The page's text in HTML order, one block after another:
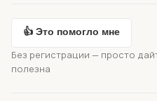
👍 Это помогло мне
Без регистрации — просто
полезна